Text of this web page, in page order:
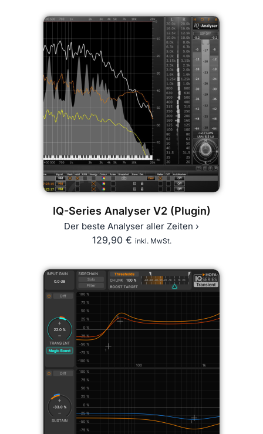
IQ-Series Analyser V2 (Plugin)
Der beste Analyser aller Zeiten ›
129,90 € inkl. MwSt.